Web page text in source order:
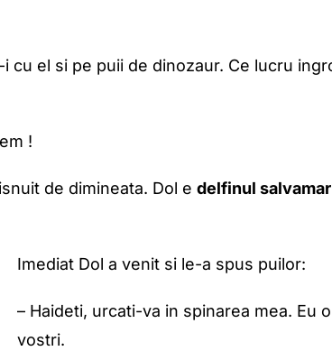
cu el si pe puii de dinozaur. Ce lucru
!
de dimineata. Dol edelfinul salvamar
Imediat Dol a venit si le-a spus puilor:
– Haideti, urcati-va in spinarea mea. Eu
vostri.